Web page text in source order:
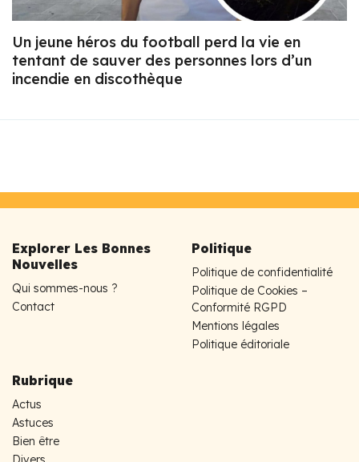
Un jeune héros du football perd la vie en
tentant de sauver des personnes lors d’un
incendie en discothèque
Explorer Les Bonnes
Nouvelles
Qui sommes-nous ?
Contact
Politique
Politique de confidentialité
Politique de Cookies –
Conformité RGPD
Mentions légales
Politique éditoriale
Rubrique
Actus
Astuces
Bien être